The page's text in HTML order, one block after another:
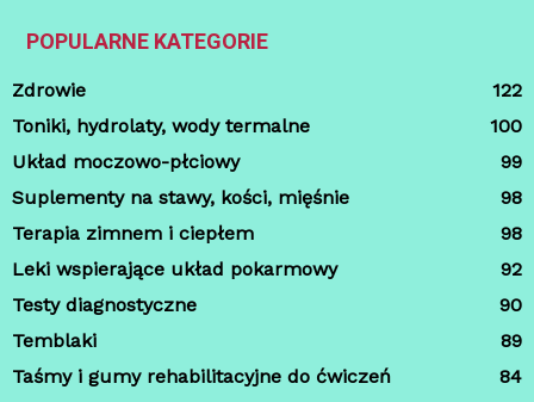
POPULARNE KATEGORIE
Zdrowie
122
Toniki, hydrolaty, wody termalne
100
Układ moczowo-płciowy
99
Suplementy na stawy, kości, mięśnie
98
Terapia zimnem i ciepłem
98
Leki wspierające układ pokarmowy
92
Testy diagnostyczne
90
Temblaki
89
Taśmy i gumy rehabilitacyjne do ćwiczeń
84